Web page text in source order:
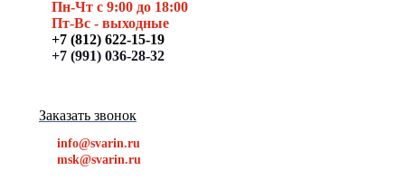
Пн-Чт с 9:00 до 18:00
Пт-Вс - выходные
+7 (812) 622-15-19
+7 (991) 036-28-32
Заказать звонок
info@svarin.ru
msk@svarin.ru